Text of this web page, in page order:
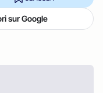
sur Google